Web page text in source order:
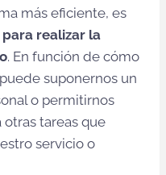
más eficiente, es
realizar la
. En función de cómo
suponernos un
o permitirnos
otras tareas que
servicio o